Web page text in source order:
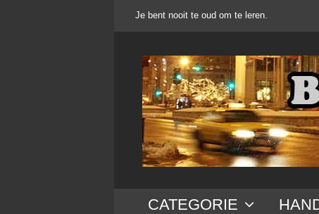
Je bent nooit te oud om te leren.
CATEGORIE